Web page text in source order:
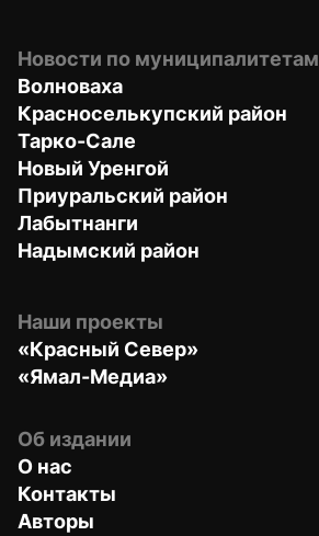
Новости по муниципалитетам
Волноваха
Красноселькупский район
Тарко-Сале
Новый Уренгой
Приуральский район
Лабытнанги
Надымский район
Наши проекты
«Красный Север»
«Ямал-Медиа»
Об издании
О нас
Контакты
Авторы